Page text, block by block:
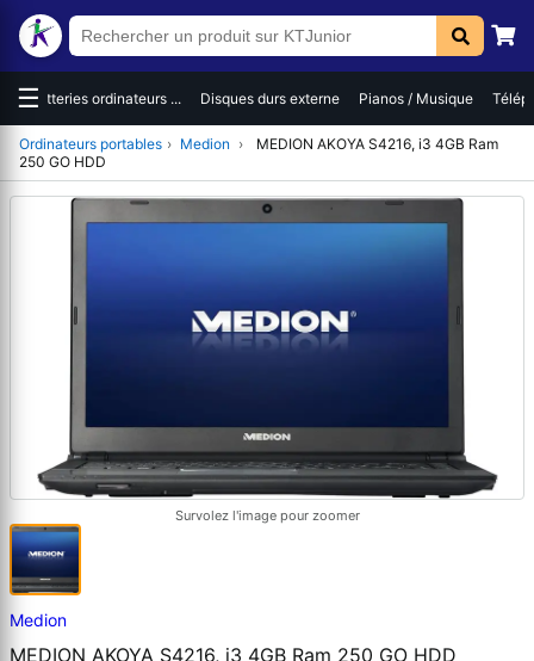
☰Batteries ordinateurs ... Disques durs externe Pianos / Musique
Ordinateurs portables › Medion ›
MEDION AKOYA S4216, i3 4GB Ram
250 GO HDD
Survolez l'image pour zoomer
Medion
MEDION AKOYA S4216, i3 4GB Ram 250 GO HDD